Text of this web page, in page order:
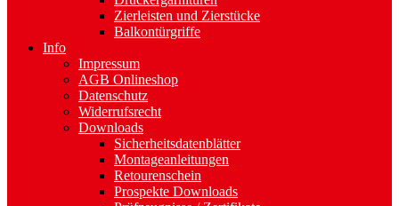
Zierleisten und Zierstücke
Balkontürgriffe
Info
Impressum
AGB Onlineshop
Datenschutz
Widerrufsrecht
Downloads
Sicherheitsdatenblätter
Montageanleitungen
Retourenschein
Prospekte Downloads